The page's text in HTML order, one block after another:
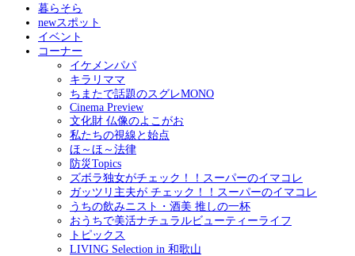
暮らそら
newスポット
イベント
コーナー
イケメンパパ
キラリママ
ちまたで話題のスグレMONO
Cinema Preview
文化財 仏像のよこがお
私たちの視線と始点
ほ～ほ～法律
防災Topics
ズボラ独女がチェック！！スーパーのイマコレ
ガッツリ主夫が チェック！！スーパーのイマコレ
うちの飲みニスト・酒美 推しの一杯
おうちで美活ナチュラルビューティーライフ
トピックス
LIVING Selection in 和歌山